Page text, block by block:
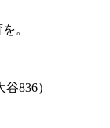
。
836）